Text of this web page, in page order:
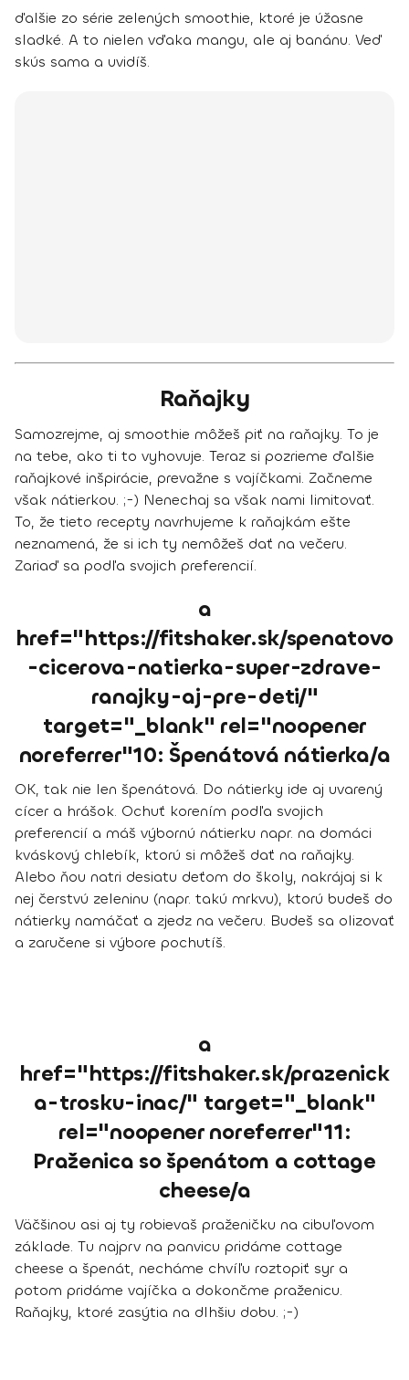
ďalšie zo série zelených smoothie, ktoré je úžasne
sladké. A to nielen vďaka mangu, ale aj banánu. Veď
skús sama a uvidíš.
Raňajky
Samozrejme, aj smoothie môžeš piť na raňajky. To je
na tebe, ako ti to vyhovuje. Teraz si pozrieme ďalšie
raňajkové inšpirácie, prevažne s vajíčkami. Začneme
však nátierkou. ;-) Nenechaj sa však nami limitovať.
To, že tieto recepty navrhujeme k raňajkám ešte
neznamená, že si ich ty nemôžeš dať na večeru.
Zariaď sa podľa svojich preferencií.
a
href="https://fitshaker.sk/spenatovo
-cicerova-natierka-super-zdrave-
ranajky-aj-pre-deti/"
target="_blank" rel="noopener
noreferrer"10: Špenátová nátierka/a
OK, tak nie len špenátová. Do nátierky ide aj uvarený
cícer a hrášok. Ochuť korením podľa svojich
preferencií a máš výbornú nátierku napr. na domáci
kváskový chlebík, ktorú si môžeš dať na raňajky.
Alebo ňou natri desiatu deťom do školy, nakrájaj si k
nej čerstvú zeleninu (napr. takú mrkvu), ktorú budeš do
nátierky namáčať a zjedz na večeru. Budeš sa olizovať
a zaručene si výbore pochutíš.
a
href="https://fitshaker.sk/prazenick
a-trosku-inac/" target="_blank"
rel="noopener noreferrer"11:
Praženica so špenátom a cottage
cheese/a
Väčšinou asi aj ty robievaš praženičku na cibuľovom
základe. Tu najprv na panvicu pridáme cottage
cheese a špenát, necháme chvíľu roztopiť syr a
potom pridáme vajíčka a dokončme praženicu.
Raňajky, ktoré zasýtia na dlhšiu dobu. ;-)